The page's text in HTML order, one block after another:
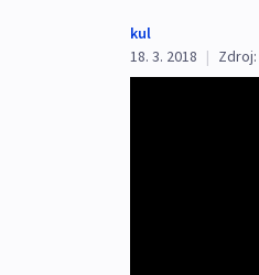
kul
18. 3. 2018 | Zdroj: